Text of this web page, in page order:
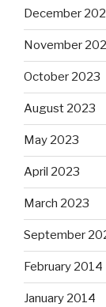
December
November
October 2023
August 2023
May 2023
April 2023
March 2023
September
February 2014
January 2014